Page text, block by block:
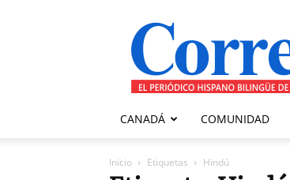
Correo
Canadiense
CANADÁ COMUNIDAD
Inicio Etiquetas Hindú